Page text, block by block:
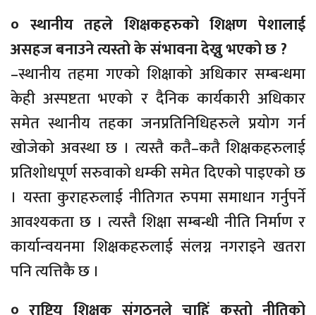
० स्थानीय तहले शिक्षकहरुको शिक्षण पेशालाई
असहज बनाउने त्यस्तो के संभावना देख्नु भएको छ ?
–स्थानीय तहमा गएको शिक्षाको अधिकार सम्बन्धमा
केही अस्पष्टता भएको र दैनिक कार्यकारी अधिकार
समेत स्थानीय तहका जनप्रतिनिधिहरुले प्रयोग गर्न
खोजेको अवस्था छ । त्यस्तै कतै–कतै शिक्षकहरुलाई
प्रतिशोधपूर्ण सरुवाको धम्की समेत दिएको पाइएको छ
। यस्ता कुराहरुलाई नीतिगत रुपमा समाधान गर्नुपर्ने
आवश्यकता छ । त्यस्तै शिक्षा सम्बन्धी नीति निर्माण र
कार्यान्वयनमा शिक्षकहरुलाई संलग्न नगराइने खतरा
पनि त्यत्तिकै छ ।